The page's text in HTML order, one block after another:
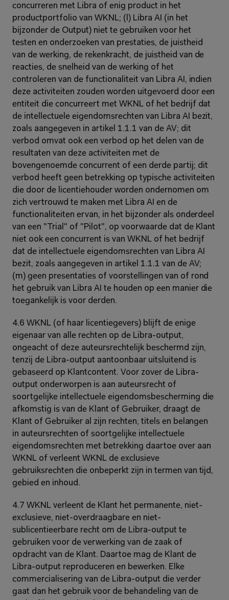
concurreren met Libra of enig product in het
productportfolio van WKNL; (l) Libra AI (in het
bijzonder de Output) niet te gebruiken voor het
testen en onderzoeken van prestaties, de juistheid
van de werking, de rekenkracht, de juistheid van de
reacties, de snelheid van de werking of het
controleren van de functionaliteit van Libra AI, indien
deze activiteiten zouden worden uitgevoerd door een
entiteit die concurreert met WKNL of het bedrijf dat
de intellectuele eigendomsrechten van Libra AI bezit,
zoals aangegeven in artikel 1.1.1 van de AV; dit
verbod omvat ook een verbod op het delen van de
resultaten van deze activiteiten met de
bovengenoemde concurrent of een derde partij; dit
verbod heeft geen betrekking op typische activiteiten
die door de licentiehouder worden ondernomen om
zich vertrouwd te maken met Libra AI en de
functionaliteiten ervan, in het bijzonder als onderdeel
van een "Trial" of "Pilot", op voorwaarde dat de Klant
niet ook een concurrent is van WKNL of het bedrijf
dat de intellectuele eigendomsrechten van Libra AI
bezit, zoals aangegeven in artikel 1.1.1 van de AV;
(m) geen presentaties of voorstellingen van of rond
het gebruik van Libra AI te houden op een manier die
toegankelijk is voor derden.
4.6 WKNL (of haar licentiegevers) blijft de enige
eigenaar van alle rechten op de Libra-output,
ongeacht of deze auteursrechtelijk beschermd zijn,
tenzij de Libra-output aantoonbaar uitsluitend is
gebaseerd op Klantcontent. Voor zover de Libra-
output onderworpen is aan auteursrecht of
soortgelijke intellectuele eigendomsbescherming die
afkomstig is van de Klant of Gebruiker, draagt de
Klant of Gebruiker al zijn rechten, titels en belangen
in auteursrechten of soortgelijke intellectuele
eigendomsrechten met betrekking daartoe over aan
WKNL of verleent WKNL de exclusieve
gebruiksrechten die onbeperkt zijn in termen van tijd,
gebied en inhoud.
4.7 WKNL verleent de Klant het permanente, niet-
exclusieve, niet-overdraagbare en niet-
sublicentieerbare recht om de Libra-output te
gebruiken voor de verwerking van de zaak of
opdracht van de Klant. Daartoe mag de Klant de
Libra-output reproduceren en bewerken. Elke
commercialisering van de Libra-output die verder
gaat dan het gebruik voor de behandeling van de